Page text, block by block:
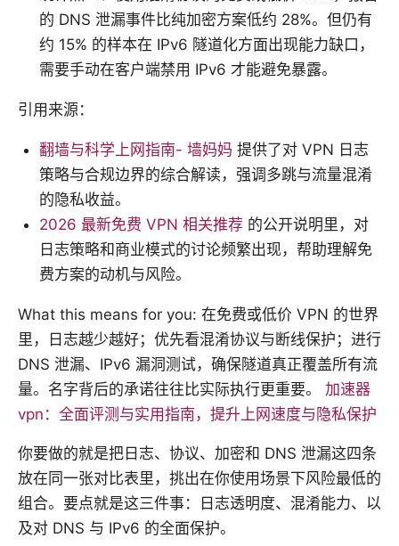
的 DNS 泄漏事件比纯加密方案低约 28%。但仍有
约 15% 的样本在 IPv6 隧道化方面出现能力缺口，
需要手动在客户端禁用 IPv6 才能避免暴露。
引用来源：
翻墙与科学上网指南- 墙妈妈 提供了对 VPN 日志
策略与合规边界的综合解读，强调多跳与流量混淆
的隐私收益。
2026 最新免费 VPN 相关推荐 的公开说明里，对
日志策略和商业模式的讨论频繁出现，帮助理解免
费方案的动机与风险。
What this means for you: 在免费或低价 VPN 的世界
里，日志越少越好；优先看混淆协议与断线保护；进行
DNS 泄漏、IPv6 漏洞测试，确保隧道真正覆盖所有流
量。名字背后的承诺往往比实际执行更重要。 加速器
vpn：全面评测与实用指南，提升上网速度与隐私保护
你要做的就是把日志、协议、加密和 DNS 泄漏这四条
放在同一张对比表里，挑出在你使用场景下风险最低的
组合。要点就是这三件事：日志透明度、混淆能力、以
及对 DNS 与 IPv6 的全面保护。